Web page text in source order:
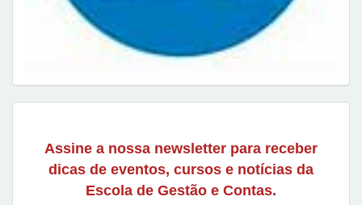
Assine a nossa newsletter para receber
dicas de eventos, cursos e notícias da
Escola de Gestão e Contas.